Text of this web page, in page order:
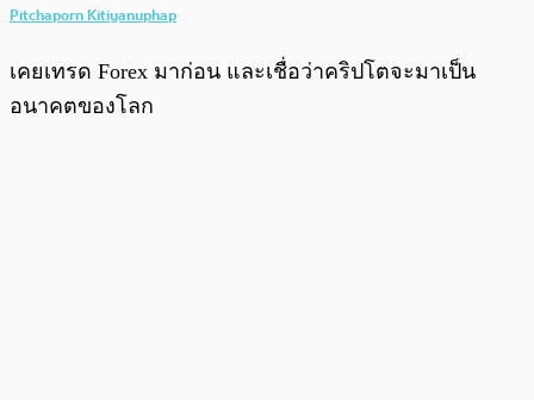
Pitchaporn Kitiyanuphap
เคยเทรด Forex มาก่อน และเชื่อว่าคริปโตจะมาเป็น
อนาคตของโลก